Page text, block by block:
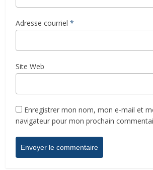
Adresse courriel *
Site Web
Enregistrer mon nom, mon e-mail et
navigateur pour mon prochain